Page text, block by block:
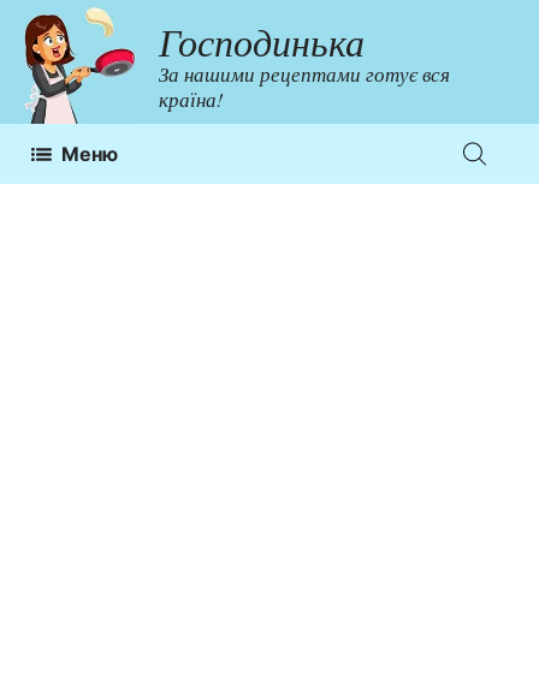
Перейти
до
контенту
Господинька
За нашими рецептами готує вся
країна!
Меню